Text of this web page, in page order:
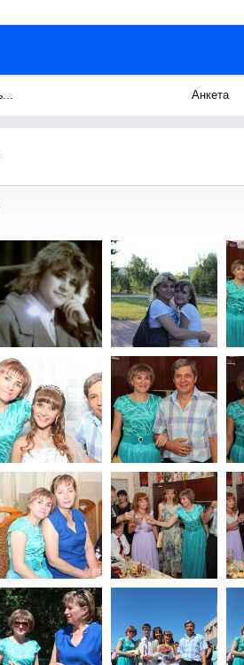
Татьяна Севастьянова Анкета